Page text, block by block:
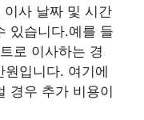
사 날짜 및 시간
있습니다.예를 들
로 이사하는 경
입니다. 여기에
경우 추가 비용이